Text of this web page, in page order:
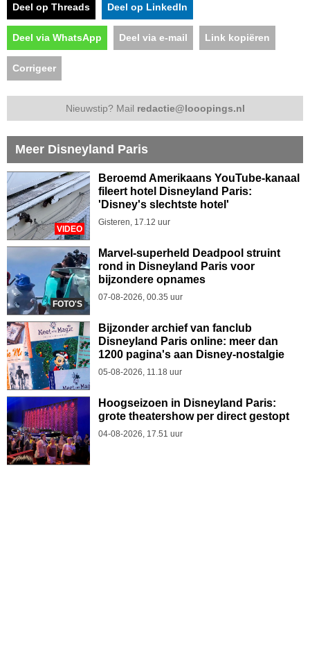
Deel op Threads Deel op LinkedIn
Deel via WhatsApp Deel via e-mail Link kopiëren
Corrigeer
Nieuwstip? Mail redactie@looopings.nl
Meer Disneyland Paris
VIDEO
Beroemd Amerikaans YouTube-kanaal
fileert hotel Disneyland Paris:
'Disney's slechtste hotel'
Gisteren, 17.12 uur
FOTO'S
Marvel-superheld Deadpool struint
rond in Disneyland Paris voor
bijzondere opnames
07-08-2026, 00.35 uur
Bijzonder archief van fanclub
Disneyland Paris online: meer dan
1200 pagina's aan Disney-nostalgie
05-08-2026, 11.18 uur
Hoogseizoen in Disneyland Paris:
grote theatershow per direct gestopt
04-08-2026, 17.51 uur